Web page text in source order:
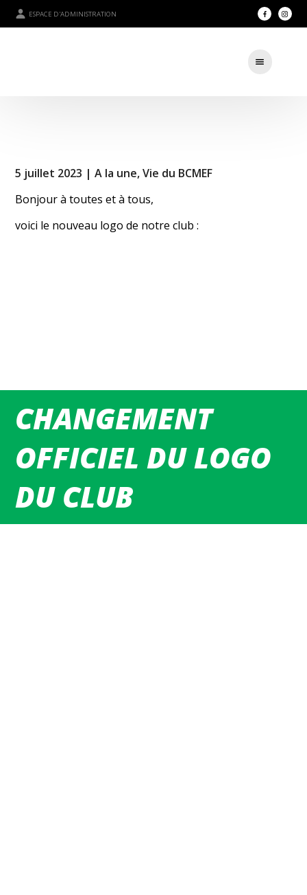
ESPACE D'ADMINISTRATION
CHANGEMENT
OFFICIEL DU LOGO
DU CLUB
5 juillet 2023 |A la une,Vie du BCMEF
Bonjour à toutes et à tous,
voici le nouveau logo de notre club :